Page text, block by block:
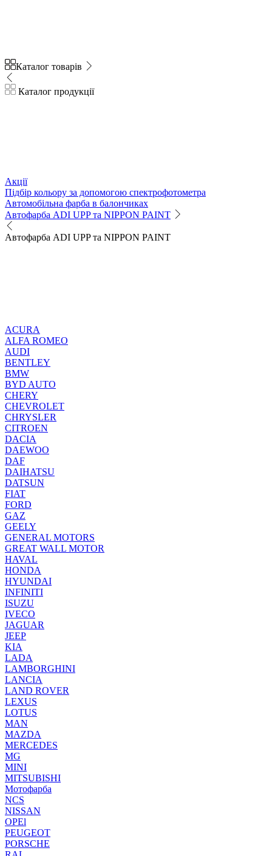
Каталог товарів
Каталог продукції
Акції
Підбір кольору за допомогою спектрофотометра
Автомобільна фарба в балончиках
Автофарба ADI UPP та NIPPON PAINT
Автофарба ADI UPP та NIPPON PAINT
ACURA
ALFA ROMEO
AUDI
BENTLEY
BMW
BYD AUTO
CHERY
CHEVROLET
CHRYSLER
CITROEN
DACIA
DAEWOO
DAF
DAIHATSU
DATSUN
FIAT
FORD
GAZ
GEELY
GENERAL MOTORS
GREAT WALL MOTOR
HAVAL
HONDA
HYUNDAI
INFINITI
ISUZU
IVECO
JAGUAR
JEEP
KIA
LADA
LAMBORGHINI
LANCIA
LAND ROVER
LEXUS
LOTUS
MAN
MAZDA
MERCEDES
MG
MINI
MITSUBISHI
Мотофарба
NCS
NISSAN
OPEl
PEUGEOT
PORSCHE